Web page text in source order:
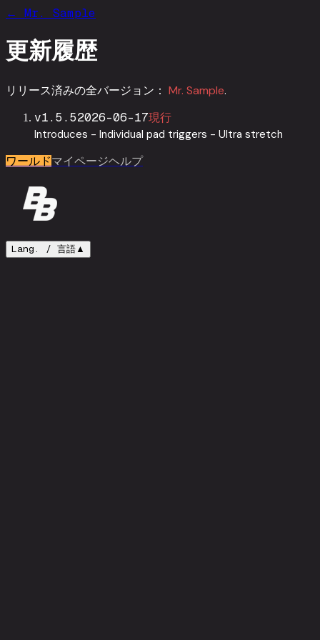
← Mr. Sample
更新履歴
リリース済みの全バージョン： Mr. Sample.
v1.5.52026-06-17現行
Introduces - Individual pad triggers - Ultra stretch
ワールドマイページヘルプ
Lang. / 言語▲